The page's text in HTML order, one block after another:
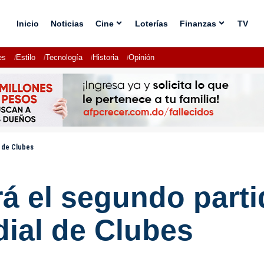
Inicio Noticias Cine Loterías Finanzas TV
Estilo Tecnología Historia Opinión
Clubes
el segundo
de Clubes